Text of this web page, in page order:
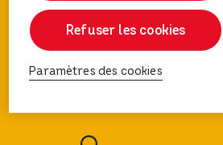
Paramètres des cookies
Paramètres des cookies
Refuser les cookies